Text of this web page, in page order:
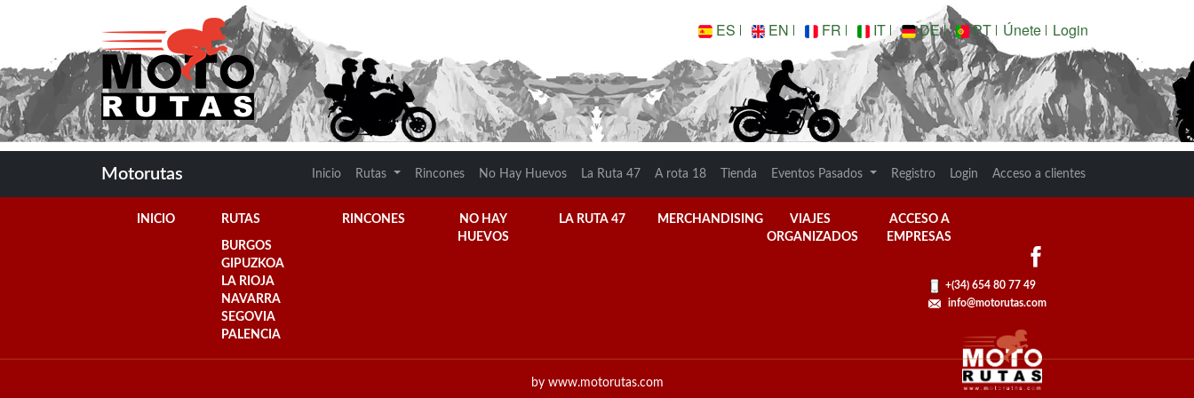
ES EN FR IT DE PT Únete Login
Motorutas Inicio Rutas Rincones No Hay Huevos La Ruta 47 A rota 18 Tienda Eventos Pasados Registro Login Acceso a clientes
INICIO RUTAS
BURGOS
GIPUZKOA
LA RIOJA
NAVARRA
SEGOVIA
PALENCIA
RINCONES
NO HAY
HUEVOS
LA RUTA 47 MERCHANDISING
VIAJES
ORGANIZADOS
ACCESO A
EMPRESAS
+(34) 654 80 77 49
info@motorutas.com
by www.motorutas.com